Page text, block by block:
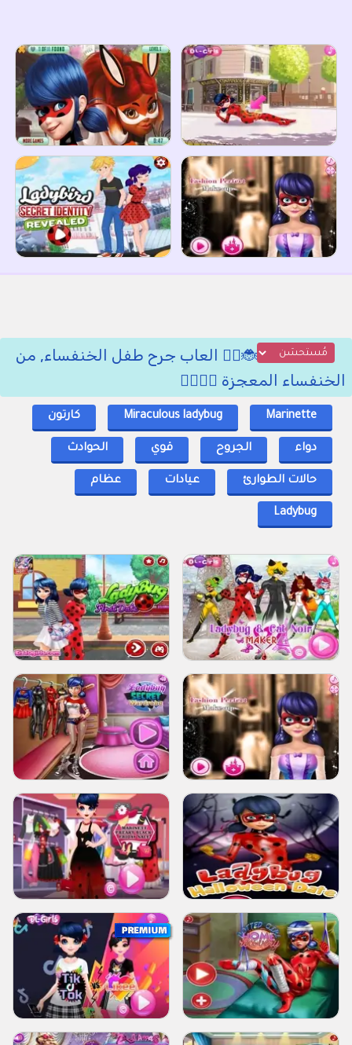
🐞🦸‍♀️ العاب جرح طفل الخنفساء, من
الخنفساء المعجزة 🦸‍♂️🦹‍♂️
Marinette
Miraculous ladybug كارتون
دواء الجروح قوي الحوادث
حالات الطوارئ عيادات عظام
Ladybug